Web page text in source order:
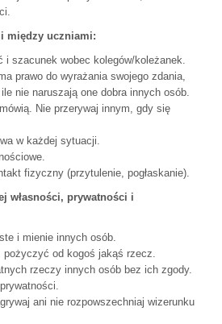
między uczniami:
i szacunek wobec kolegów/koleżanek.
prawo do wyrażania swojego zdania,
nie naruszają one dobra innych osób.
Nie przerywaj innym, gdy się
w każdej sytuacji.
fizyczny (przytulenie, pogłaskanie).
własności, prywatności i
i mienie innych osób.
od kogoś jakąś rzecz.
rzeczy innych osób bez ich zgody.
ani nie rozpowszechniaj wizerunku